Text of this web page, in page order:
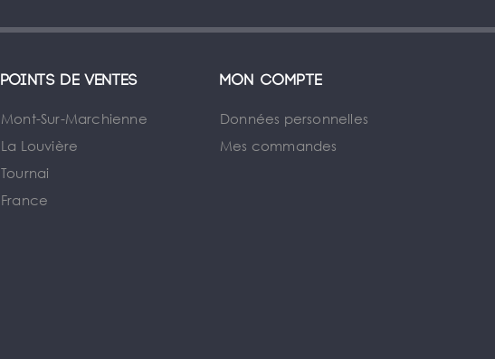
Points de ventes
Mont-Sur-Marchienne
La Louvière
Tournai
France
Mon compte
Données personnelles
Mes commandes